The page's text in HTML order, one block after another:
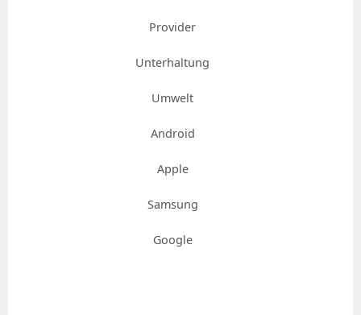
Provider
Unterhaltung
Umwelt
Android
Apple
Samsung
Google